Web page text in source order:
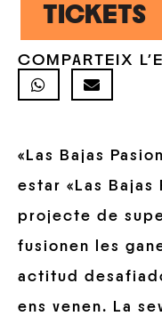
TICKETS
COMPARTEIX
«Las Bajas
estar «Las Bajas
projecte de
fusionen les
actitud
ens venen. La